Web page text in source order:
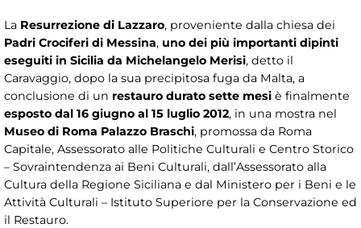
La Resurrezione di Lazzaro, proveniente dalla chiesa dei
Padri Crociferi di Messina, uno dei più importanti dipinti
eseguiti in Sicilia da Michelangelo Merisi, detto il
Caravaggio, dopo la sua precipitosa fuga da Malta, a
conclusione di un restauro durato sette mesi è finalmente
esposto dal 16 giugno al 15 luglio 2012, in una mostra nel
Museo di Roma Palazzo Braschi, promossa da Roma
Capitale, Assessorato alle Politiche Culturali e Centro Storico
– Sovraintendenza ai Beni Culturali, dall’Assessorato alla
Cultura della Regione Siciliana e dal Ministero per i Beni e le
Attività Culturali – Istituto Superiore per la Conservazione ed
il Restauro.